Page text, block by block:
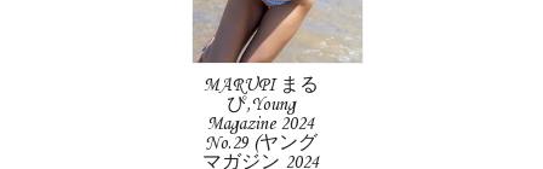
MARUPI まる
ぴ,Young
Magazine 2024
No.29 (ヤング
マガジン 2024